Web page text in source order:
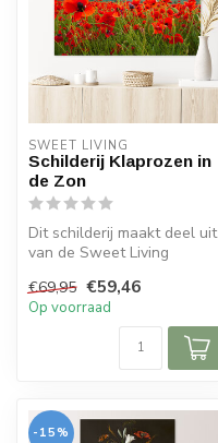
SWEET LIVING
Schilderij Klaprozen in
de Zon
Dit schilderij maakt deel uit
van de Sweet Living
z...
€69,95 €59,46
Op voorraad
-15%